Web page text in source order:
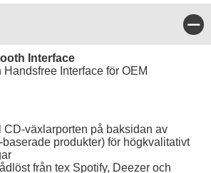
Interface
Interface för OEM
växlarporten på baksidan av
produkter) för högkvalitativt
från tex Spotify, Deezer och